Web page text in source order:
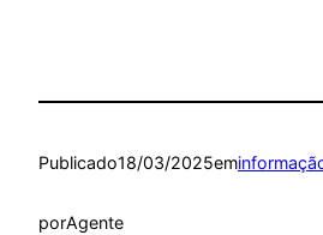
Publicado18/03/2025em
porAgente